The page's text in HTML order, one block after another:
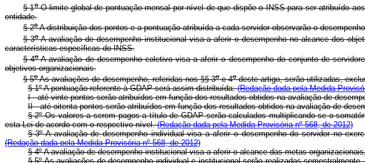
§ 1oO limite global de pontuação mensal por nível de que dispõe o INSS para ser atribuído
entidade.
§ 2oA distribuição dos pontos e a pontuação atribuída a cada servidor observarão o
§ 3oA avaliação de desempenho institucional visa a aferir o desempenho no alcance dos
características específicas do INSS.
§ 4oA avaliação de desempenho coletivo visa a aferir o desempenho do conjunto de
objetivos organizacionais.
§ 5oAs avaliações de desempenho, referidas nos §§ 3oe 4odeste artigo, serão utilizadas,
§ 1º A pontuação referente à GDAP será assim distribuída:(Redação dada pela Medida
I - até vinte pontos serão atribuídos em função dos resultados obtidos na avaliação de
II - até oitenta pontos serão atribuídos em função dos resultados obtidos na avaliação de
§ 2º Os valores a serem pagos a título de GDAP serão calculados multiplicando-se o
esta Lei de acordo com o respectivo nível.(Redação dada pela Medida Provisória nº 568, de 2012)
§ 3º A avaliação de desempenho individual visa a aferir o desempenho do servidor no
(Redação dada pela Medida Provisória nº 568, de 2012)
§ 4º A avaliação de desempenho institucional visa a aferir o alcance das metas
§ 5º As avaliações de desempenho individual e institucional serão realizadas